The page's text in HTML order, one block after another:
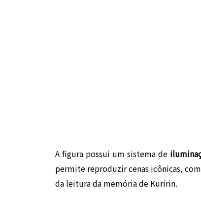
A figura possui um sistema de
permite reproduzir cenas icônicas,
da leitura da memória de Kuririn.